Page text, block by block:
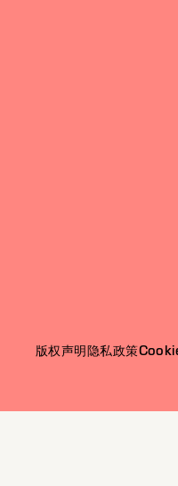
版权声明 隐私政策